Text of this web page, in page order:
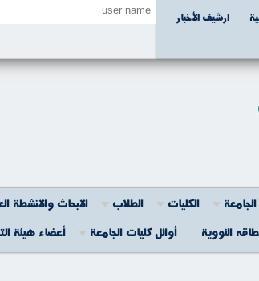
ارشيف الأخبار
الكليات الطلاب الابحاث والانشطة
النووية أوائل كليات الجامعة أعضاء هيئة